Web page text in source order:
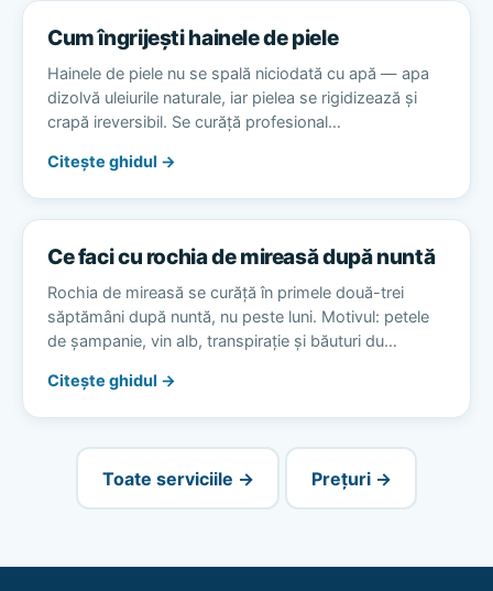
Cum îngrijești hainele de piele
Hainele de piele nu se spală niciodată cu apă — apa
dizolvă uleiurile naturale, iar pielea se rigidizează și
crapă ireversibil. Se curăță profesional…
Citește ghidul →
Ce faci cu rochia de mireasă după nuntă
Rochia de mireasă se curăță în primele două-trei
săptămâni după nuntă, nu peste luni. Motivul: petele
de șampanie, vin alb, transpirație și băuturi du…
Citește ghidul →
Toate serviciile → Prețuri →